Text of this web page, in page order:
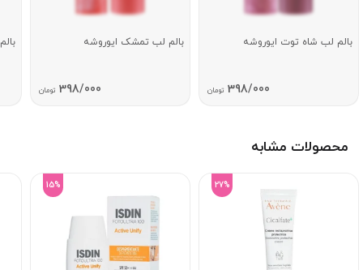
بالم لب شاه توت ایوروشه
398/000 تومان
بالم لب تمشک ایوروشه
398/000 تومان
محصولات مشابه
27%
15%